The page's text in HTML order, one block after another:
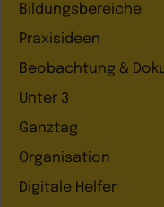
Bildungsbereiche
Praxisideen
Beobachtung &
Unter 3
Ganztag
Organisation
Digitale Helfer